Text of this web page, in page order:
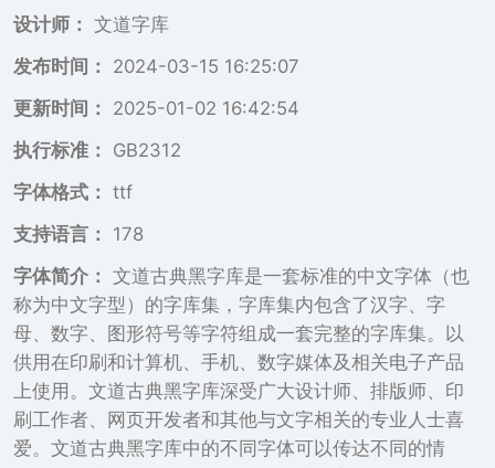
设计师： 文道字库
发布时间：
2024-03-15 16:25:07
更新时间：
2025-01-02 16:42:54
执行标准：
GB2312
字体格式： ttf
支持语言：
178
字体简介： 文道古典黑字库是一套标准的中文字体（也
称为中文字型）的字库集，字库集内包含了汉字、字
母、数字、图形符号等字符组成一套完整的字库集。以
供用在印刷和计算机、手机、数字媒体及相关电子产品
上使用。文道古典黑字库深受广大设计师、排版师、印
刷工作者、网页开发者和其他与文字相关的专业人士喜
爱。文道古典黑字库中的不同字体可以传达不同的情